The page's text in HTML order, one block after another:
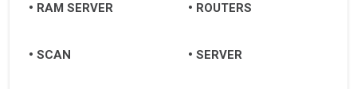
RAM SERVER ROUTERS
SCAN SERVER